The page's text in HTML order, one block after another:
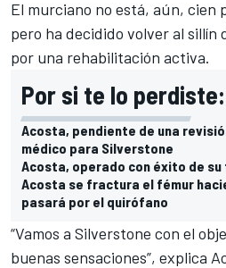
El murciano no está, aún, cien
pero ha decidido volver al sillín
por una rehabilitación activa.
Por si te lo perdiste:
Acosta, pendiente de una
médico para Silverstone
Acosta, operado con éxito de
Acosta se fractura el fémur
pasará por el quirófano
“Vamos a Silverstone con el
buenas sensaciones”, explica